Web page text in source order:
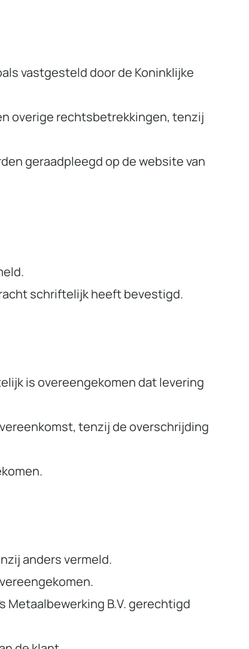
vastgesteld door de Koninklijke
overige rechtsbetrekkingen, tenzij
geraadpleegd op de website van
schriftelijk heeft bevestigd.
is overeengekomen dat levering
tenzij de overschrijding
anders vermeld.
Metaalbewerking B.V. gerechtigd